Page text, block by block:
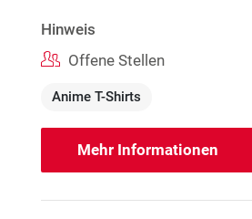
Hinweis
Offene Stellen
Anime T-Shirts
Mehr Informationen